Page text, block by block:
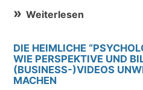
Weiterlesen
DIE HEIMLICHE
WIE PERSPEKTIVE UND
(BUSINESS-)VIDEOS
MACHEN